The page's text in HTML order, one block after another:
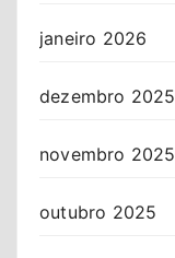
janeiro 2026
dezembro 2025
novembro 2025
outubro 2025